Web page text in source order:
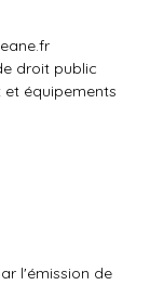
droit public
équipements
l'émission de